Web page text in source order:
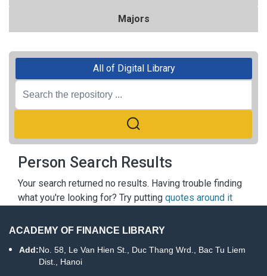
Majors
All of Digital Library
Person Search Results
Your search returned no results. Having trouble finding
what you're looking for? Try putting quotes around it
ACADEMY OF FINANCE LIBRARY
Add:No. 58, Le Van Hien St., Duc Thang Wrd., Bac Tu Liem
Dist., Hanoi